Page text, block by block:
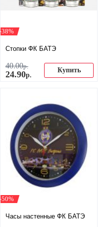
-38%
Стопки ФК БАТЭ
40.00р.
24.90р.
Купить
-50%
Часы настенные ФК БАТЭ